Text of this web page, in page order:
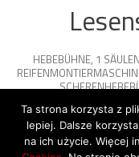
HEBEBÜHNE, 1
Ta strona korzysta z
lepiej. Dalsze
na ich użycie. Więcej